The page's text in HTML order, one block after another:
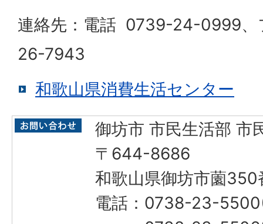
連絡先：電話 0739-24-0999
26-7943
和歌山県消費生活センター
御坊市 市民生活部 市
〒644-8686
和歌山県御坊市薗350
電話：0738-23-